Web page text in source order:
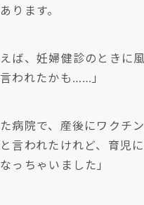
ります。
えば、妊婦健診のときに
われたかも……」
た病院で、産後にワクチ
言われたけれど、育児
っちゃいました」